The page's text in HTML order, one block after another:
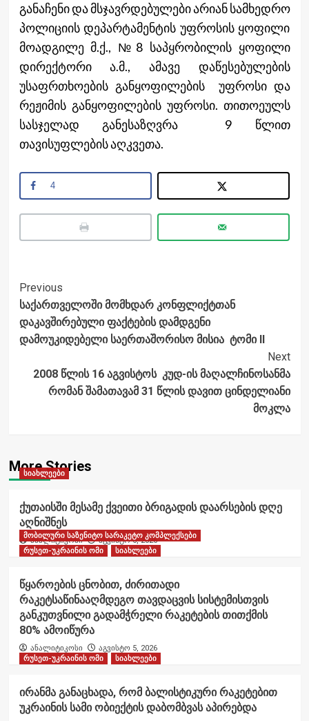
განაჩენი და მსჯავრდებულები არიან სამხედრო
პოლიციის დეპარტამენტის უფროსის ყოფილი
მოადგილე მ.ქ., №8 საპყრობილის ყოფილი
დირექტორი ა.მ., ამავე დაწესებულების
უსაფრთხოების განყოფილების უფროსი და
რეჟიმის განყოფილების უფროსი. თითოეულს
სასჯელად განესაზღვრა 9 წლით
თავისუფლების აღკვეთა.
4
Post
Navigation
Previous
საქართველოში მომხდარ კონფლიქტთან
დაკავშირებული ფაქტების დამდგენი
დამოუკიდებელი საერთაშორისო მისია ტომი II
Next
2008 წლის 16 აგვისტოს კუდ-ის მაღალჩინოსანმა
რომან შამათავამ 31 წლის დავით ცინდელიანი
მოკლა
More Stories
სიახლეები
ქუთაისში მესამე ქვეითი ბრიგადის დაარსების დღე
აღნიშნეს
ანალიტიკოსი აგვისტო 6, 2026
მობილური საზენიტო სარაკეტო კომპლექსები
რუსეთ-უკრაინის ომი
სიახლეები
წყაროების ცნობით, ძირითადი
რაკეტსაწინააღმდეგო თავდაცვის სისტემისთვის
განკუთვნილი გადამჭრელი რაკეტების თითქმის
80% ამოიწურა
ანალიტიკოსი
აგვისტო 5, 2026
რუსეთ-უკრაინის ომი
სიახლეები
ირანმა განაცხადა, რომ ბალისტიკური რაკეტებით
უკრაინის სამი ობიექტის დაბომბვას აპირებდა